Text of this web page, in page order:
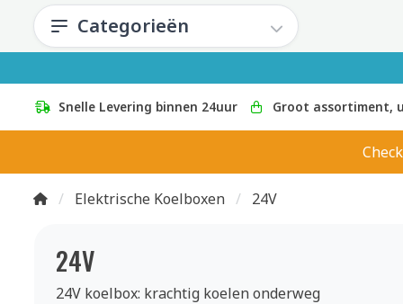
Categorieën
Snelle Levering binnen 24uur Groot assortiment,
Elektrische Koelboxen 24V
24V
24V koelbox: krachtig koelen onderweg